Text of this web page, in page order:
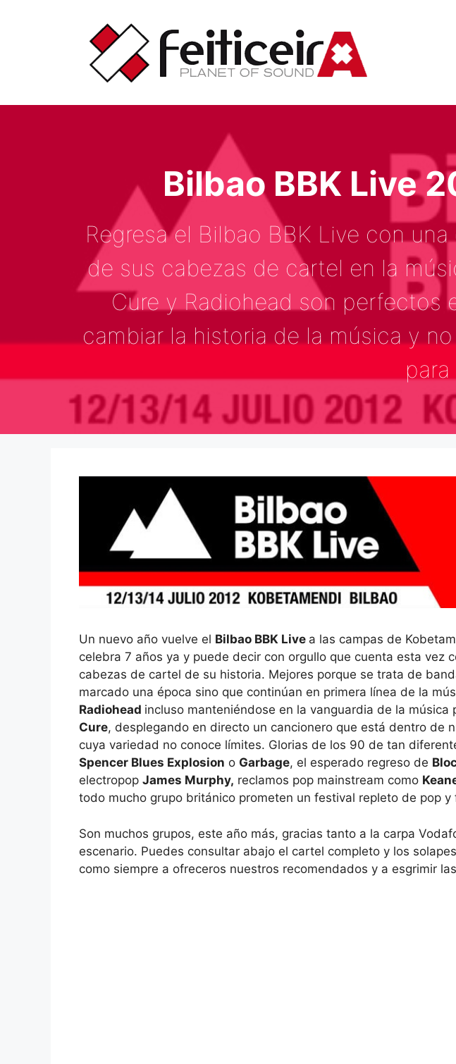
Bilbao BBK Live
Regresa el Bilbao BBK Live con
de sus cabezas de cartel en la
Cure y Radiohead son perfectos
cambiar la historia de la música y
Un nuevo año vuelve el Bilbao BBK Live a las campas de
celebra 7 años ya y puede decir con orgullo que cuenta esta vez
cabezas de cartel de su historia. Mejores porque se trata de
marcado una época sino que continúan en primera línea de la
Radiohead incluso manteniéndose en la vanguardia de la música
Cure, desplegando en directo un cancionero que está dentro de
cuya variedad no conoce límites. Glorias de los 90 de tan
Spencer Blues Explosion o Garbage, el esperado regreso de
electropop James Murphy, reclamos pop mainstream como
todo mucho grupo británico prometen un festival repleto de pop y
Son muchos grupos, este año más, gracias tanto a la carpa
escenario. Puedes consultar abajo el cartel completo y los
como siempre a ofreceros nuestros recomendados y a esgrimir